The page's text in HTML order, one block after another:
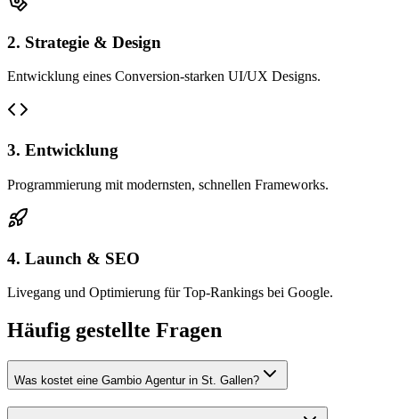
2. Strategie & Design
Entwicklung eines Conversion-starken UI/UX Designs.
3. Entwicklung
Programmierung mit modernsten, schnellen Frameworks.
4. Launch & SEO
Livegang und Optimierung für Top-Rankings bei Google.
Häufig gestellte Fragen
Was kostet eine Gambio Agentur in St. Gallen?